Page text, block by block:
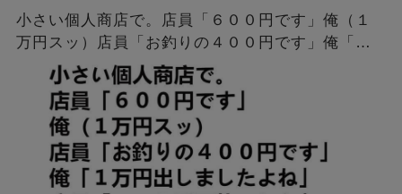
小さい個人商店で。店員「６００円です」俺（１
万円スッ）店員「お釣りの４００円です」俺「１
万円出しましたよね」店員「いいえ千円札でし
た」俺「警察呼びます」すると・・・